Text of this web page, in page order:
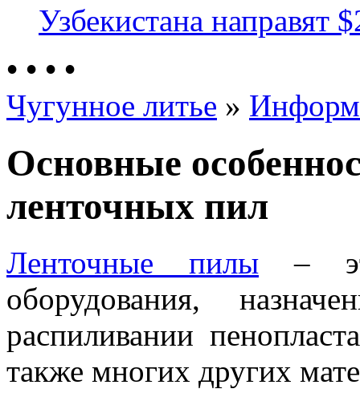
Узбекистана направят
• • • •
Чугунное литье »
Основные
ленточных пил
Ленточные пилы –
оборудования,
распиливании
также многих других